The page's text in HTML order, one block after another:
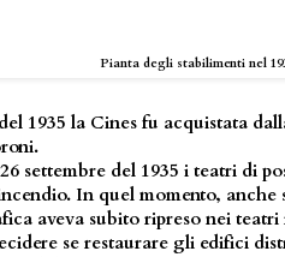
Pianta degli stabilimenti nel
1935 la Cines fu acquistata
settembre del 1935 i teatri di
In quel momento, anche
aveva subito ripreso nei
se restaurare gli edifici